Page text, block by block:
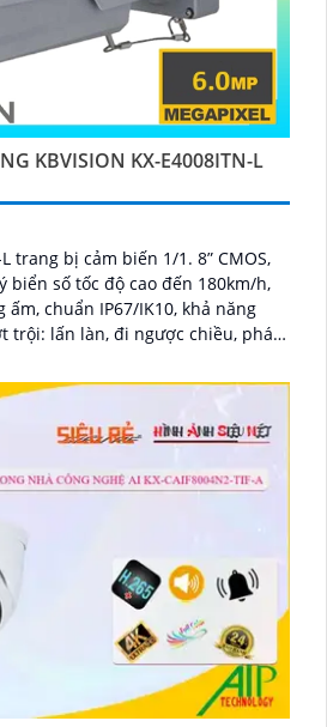
KBVISION KX-E4008ITN-L
trang bị cảm biến 1/1. 8” CMOS,
biển số tốc độ cao đến 180km/h,
ấm, chuẩn IP67/IK10, khả năng
trội: lấn làn, đi ngược chiều, phát